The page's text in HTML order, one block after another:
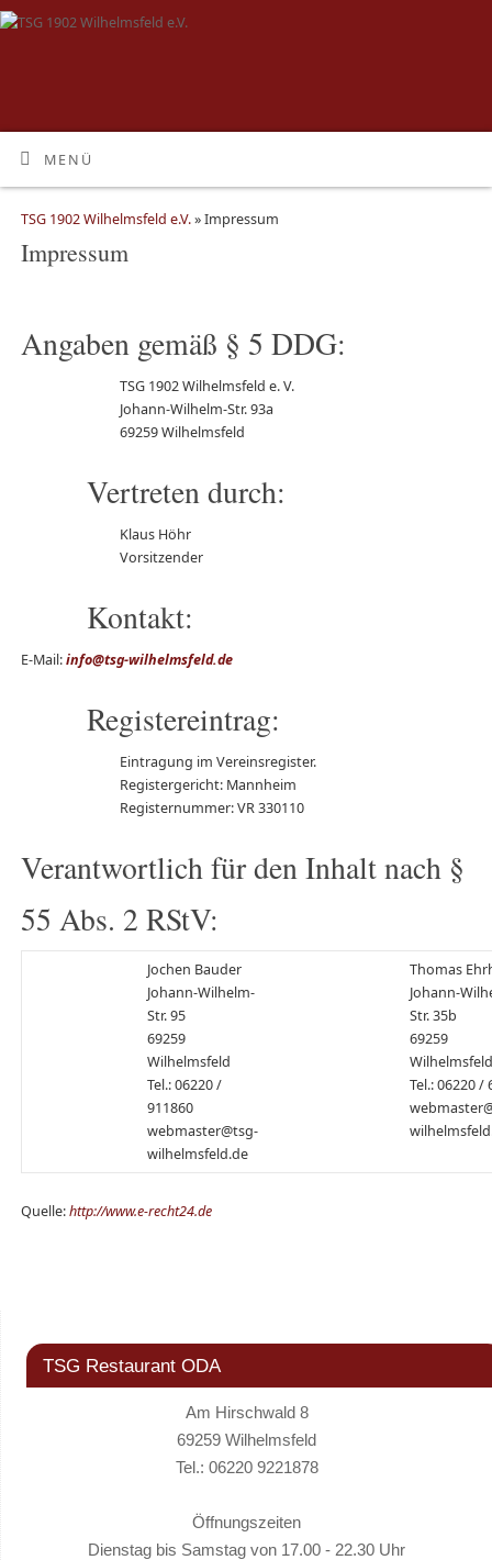
MENÜ
TSG 1902 Wilhelmsfeld e.V.» Impressum
Impressum
Angaben gemäß § 5 DDG:
TSG 1902 Wilhelmsfeld e. V.
Johann-Wilhelm-Str. 93a
69259 Wilhelmsfeld
Vertreten durch:
Klaus Höhr
Vorsitzender
Kontakt:
E-Mail:info@tsg-wilhelmsfeld.de
Registereintrag:
Eintragung im Vereinsregister.
Registergericht: Mannheim
Registernummer: VR 330110
Verantwortlich für den Inhalt nach §
55 Abs. 2 RStV:
Jochen Bauder
Johann-Wilhelm-
Str. 95
69259
Wilhelmsfeld
Tel.: 06220 /
911860
webmaster@tsg-
wilhelmsfeld.de
Thomas
Johann-
Str. 35b
69259
Wilhelmsfeld
Tel.: 06220 /
Quelle:http://www.e-recht24.de
TSG Restaurant ODA
Am Hirschwald 8
69259 Wilhelmsfeld
Tel.: 06220 9221878
Öffnungszeiten
Dienstag bis Samstag von 17.00 - 22.30 Uhr